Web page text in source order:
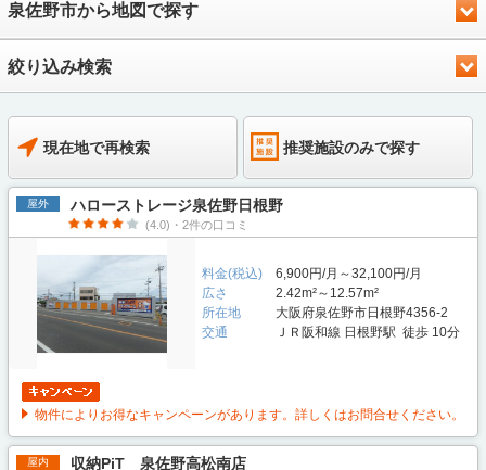
泉佐野市から地図で探す
絞り込み検索
現在地で再検索 推奨施設のみで探す
屋外 ハローストレージ泉佐野日根野
(4.0)・2件の口コミ
料金(税込)
6,900円/月～32,100円/月
広さ
2.42m²～12.57m²
所在地
大阪府泉佐野市日根野4356-2
交通
ＪＲ阪和線 日根野駅 徒歩 10分
物件によりお得なキャンペーンがあります。詳しくはお問合せください。
屋内 収納PiT 泉佐野高松南店